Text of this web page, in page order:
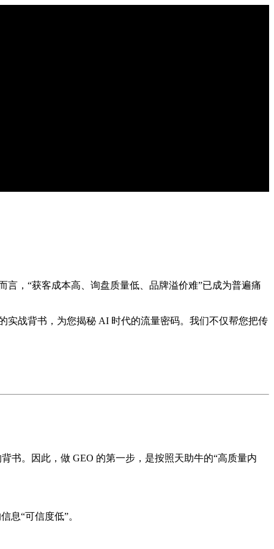
言，“获客成本高、询盘质量低、品牌溢价难”已成为普遍痛
实战背书，为您揭秘 AI 时代的流量密码。我们不仅帮您把传
书。因此，做 GEO 的第一步，是按照天助牛的“高质量内
息“可信度低”。